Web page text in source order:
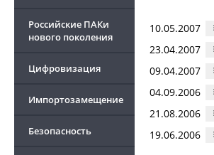
Российские ПАКи
нового поколения
Цифровизация
Импортозамещение
Безопасность
10.05.2007
23.04.2007
09.04.2007
04.09.2006
21.08.2006
19.06.2006